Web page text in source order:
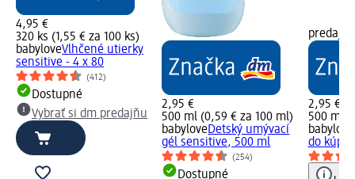
4,95 €
320 ks (1,55 € za 100 ks)
babyloveVlhčené utierky
sensitive - 4 x 80
(412)
Dostupné
Vybrať si dm predajňu
2,95 €
500 ml (0,59 € za 100 ml)
babyloveDetský umývací
gél sensitive, 500 ml
(254)
Dostupné
predajňu
2,95 €
500 ml
babylove
do